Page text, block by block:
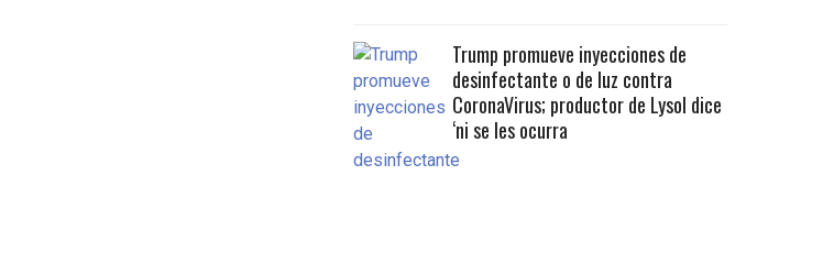
Trump promueve inyecciones de
desinfectante o de luz contra
CoronaVirus; productor de Lysol dice
‘ni se les ocurra